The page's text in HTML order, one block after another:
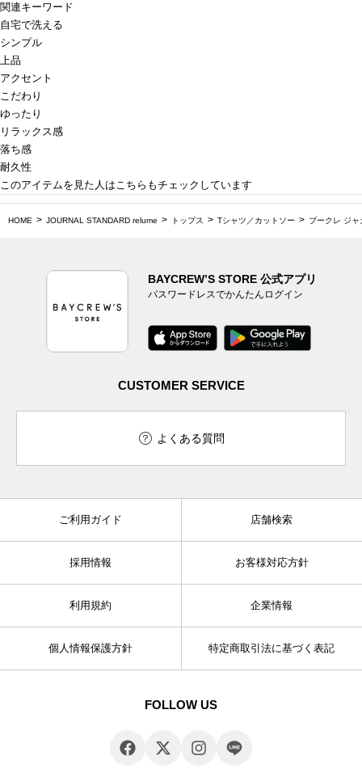
関連キーワード
自宅で洗える
シンプル
上品
アクセント
こだわり
ゆったり
リラックス感
落ち感
耐久性
このアイテムを見た人はこちらもチェックしています
HOME JOURNAL STANDARD relume トップス Tシャツ／カットソー ブークレ ジ
BAYCREW’S STORE 公式アプリ
パスワードレスでかんたんログイン
CUSTOMER SERVICE
よくある質問
ご利用ガイド 店舗検索
採用情報 お客様対応方針
利用規約 企業情報
個人情報保護方針 特定商取引法に基づく表記
FOLLOW US